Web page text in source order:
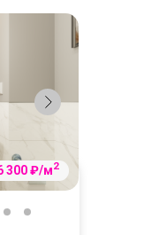
300 ₽/м2